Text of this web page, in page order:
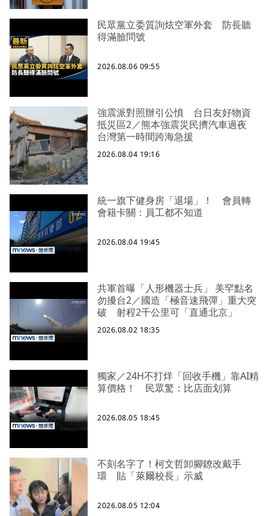
民眾黨立委質詢炫空軍外套 防長聽
得滿臉問號
2026.08.06 09:55
強震派對照辦引公憤 台日友好物資
抵災區2／熊本強震災民擠汽車過夜
台灣第一時間跨海急援
2026.08.04 19:16
統一旗下健身房「退場」！ 會員轉
會籍卡關：員工都不知道
2026.08.04 19:45
共軍首曝「人形機器士兵」 美罕點名
勿擾台2／國造「極音速飛彈」重大突
破 射程2千公里可「直通北京」
2026.08.02 18:35
獨家／24H不打烊「回收手機」靠AI精
算價格！ 民眾驚：比店面划算
2026.08.05 18:45
不刻名字了！柯文哲卸腳鐐改戴手
環 貼「萊爾校長」示威
2026.08.05 12:04